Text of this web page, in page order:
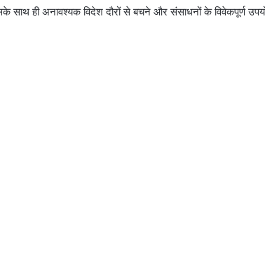
साथ ही अनावश्यक विदेश दौरों से बचने और संसाधनों के विवेकपूर्ण